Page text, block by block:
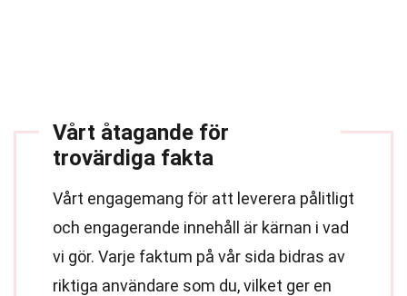
Vårt åtagande för
trovärdiga fakta
Vårt engagemang för att leverera pålitligt
och engagerande innehåll är kärnan i vad
vi gör. Varje faktum på vår sida bidras av
riktiga användare som du, vilket ger en